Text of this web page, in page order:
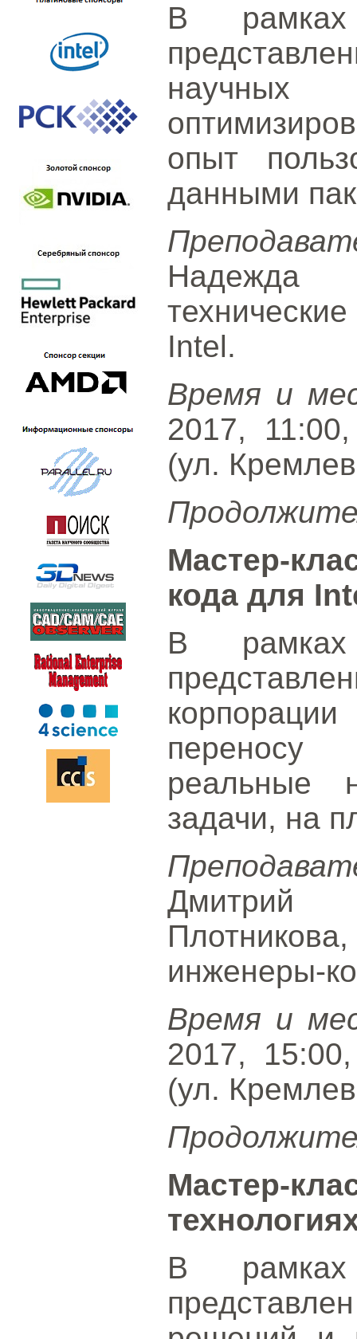
В рамках
опыт
данными
Надежда
Intel.
Время и
2017,
(ул.
Мастер-
кода для
В рамках
реальные
задачи, на
инженеры-
Время и
2017,
(ул.
Мастер-
В рамках